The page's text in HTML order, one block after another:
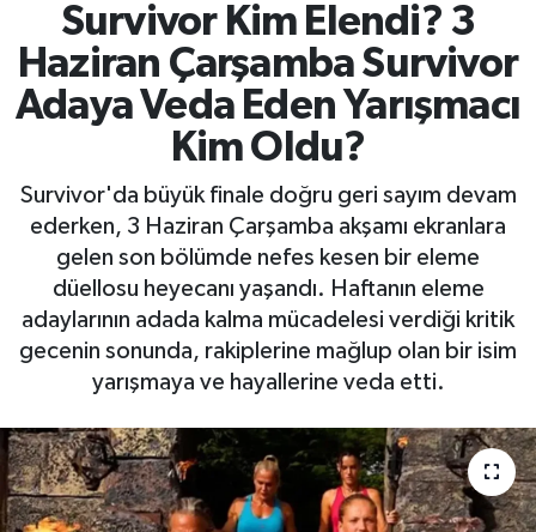
Survivor Kim Elendi? 3
Haziran Çarşamba Survivor
Adaya Veda Eden Yarışmacı
Kim Oldu?
Survivor'da büyük finale doğru geri sayım devam
ederken, 3 Haziran Çarşamba akşamı ekranlara
gelen son bölümde nefes kesen bir eleme
düellosu heyecanı yaşandı. Haftanın eleme
adaylarının adada kalma mücadelesi verdiği kritik
gecenin sonunda, rakiplerine mağlup olan bir isim
yarışmaya ve hayallerine veda etti.